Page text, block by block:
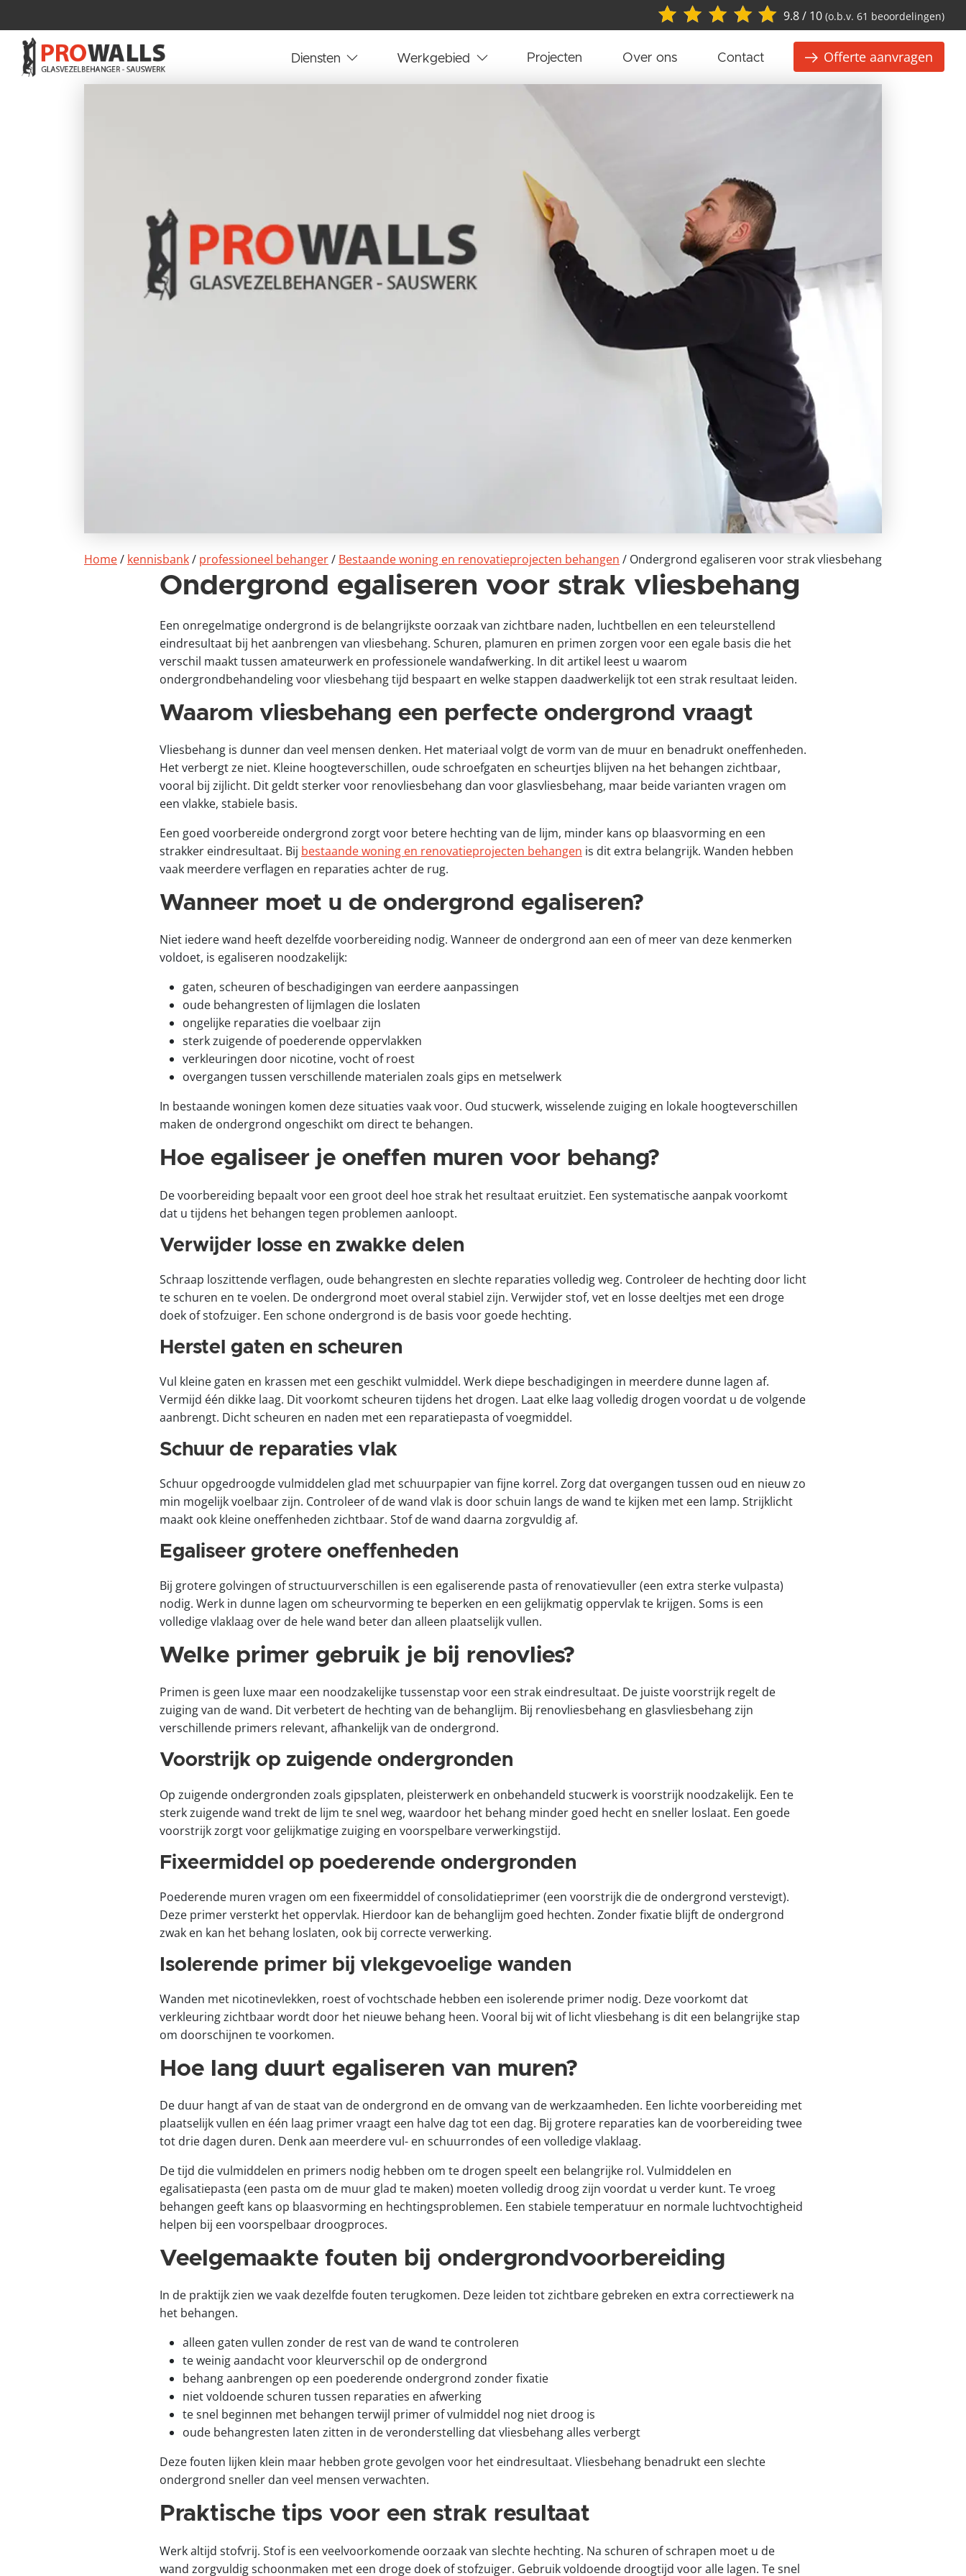
9.8 / 10 (o.b.v. 61 beoordelingen)
Diensten Werkgebied Projecten Over ons Contact Offerte aanvragen
Home/ kennisbank/ professioneel behanger/ Bestaande woning en renovatieprojecten behangen / Ondergrond egaliseren voor strak vliesbehang
Ondergrond egaliseren voor strak vliesbehang
Een onregelmatige ondergrond is de belangrijkste oorzaak van zichtbare naden, luchtbellen en een teleurstellend
eindresultaat bij het aanbrengen van vliesbehang. Schuren, plamuren en primen zorgen voor een egale basis die het
verschil maakt tussen amateurwerk en professionele wandafwerking. In dit artikel leest u waarom
ondergrondbehandeling voor vliesbehang tijd bespaart en welke stappen daadwerkelijk tot een strak resultaat leiden.
Waarom vliesbehang een perfecte ondergrond vraagt
Vliesbehang is dunner dan veel mensen denken. Het materiaal volgt de vorm van de muur en benadrukt oneffenheden.
Het verbergt ze niet. Kleine hoogteverschillen, oude schroefgaten en scheurtjes blijven na het behangen zichtbaar,
vooral bij zijlicht. Dit geldt sterker voor renovliesbehang dan voor glasvliesbehang, maar beide varianten vragen om
een vlakke, stabiele basis.
Een goed voorbereide ondergrond zorgt voor betere hechting van de lijm, minder kans op blaasvorming en een
strakker eindresultaat. Bij bestaande woning en renovatieprojecten behangen is dit extra belangrijk. Wanden hebben
vaak meerdere verflagen en reparaties achter de rug.
Wanneer moet u de ondergrond egaliseren?
Niet iedere wand heeft dezelfde voorbereiding nodig. Wanneer de ondergrond aan een of meer van deze kenmerken
voldoet, is egaliseren noodzakelijk:
gaten, scheuren of beschadigingen van eerdere aanpassingen
oude behangresten of lijmlagen die loslaten
ongelijke reparaties die voelbaar zijn
sterk zuigende of poederende oppervlakken
verkleuringen door nicotine, vocht of roest
overgangen tussen verschillende materialen zoals gips en metselwerk
In bestaande woningen komen deze situaties vaak voor. Oud stucwerk, wisselende zuiging en lokale hoogteverschillen
maken de ondergrond ongeschikt om direct te behangen.
Hoe egaliseer je oneffen muren voor behang?
De voorbereiding bepaalt voor een groot deel hoe strak het resultaat eruitziet. Een systematische aanpak voorkomt
dat u tijdens het behangen tegen problemen aanloopt.
Verwijder losse en zwakke delen
Schraap loszittende verflagen, oude behangresten en slechte reparaties volledig weg. Controleer de hechting door licht
te schuren en te voelen. De ondergrond moet overal stabiel zijn. Verwijder stof, vet en losse deeltjes met een droge
doek of stofzuiger. Een schone ondergrond is de basis voor goede hechting.
Herstel gaten en scheuren
Vul kleine gaten en krassen met een geschikt vulmiddel. Werk diepe beschadigingen in meerdere dunne lagen af.
Vermijd één dikke laag. Dit voorkomt scheuren tijdens het drogen. Laat elke laag volledig drogen voordat u de volgende
aanbrengt. Dicht scheuren en naden met een reparatiepasta of voegmiddel.
Schuur de reparaties vlak
Schuur opgedroogde vulmiddelen glad met schuurpapier van fijne korrel. Zorg dat overgangen tussen oud en nieuw zo
min mogelijk voelbaar zijn. Controleer of de wand vlak is door schuin langs de wand te kijken met een lamp. Strijklicht
maakt ook kleine oneffenheden zichtbaar. Stof de wand daarna zorgvuldig af.
Egaliseer grotere oneffenheden
Bij grotere golvingen of structuurverschillen is een egaliserende pasta of renovatievuller (een extra sterke vulpasta)
nodig. Werk in dunne lagen om scheurvorming te beperken en een gelijkmatig oppervlak te krijgen. Soms is een
volledige vlaklaag over de hele wand beter dan alleen plaatselijk vullen.
Welke primer gebruik je bij renovlies?
Primen is geen luxe maar een noodzakelijke tussenstap voor een strak eindresultaat. De juiste voorstrijk regelt de
zuiging van de wand. Dit verbetert de hechting van de behanglijm. Bij renovliesbehang en glasvliesbehang zijn
verschillende primers relevant, afhankelijk van de ondergrond.
Voorstrijk op zuigende ondergronden
Op zuigende ondergronden zoals gipsplaten, pleisterwerk en onbehandeld stucwerk is voorstrijk noodzakelijk. Een te
sterk zuigende wand trekt de lijm te snel weg, waardoor het behang minder goed hecht en sneller loslaat. Een goede
voorstrijk zorgt voor gelijkmatige zuiging en voorspelbare verwerkingstijd.
Fixeermiddel op poederende ondergronden
Poederende muren vragen om een fixeermiddel of consolidatieprimer (een voorstrijk die de ondergrond verstevigt).
Deze primer versterkt het oppervlak. Hierdoor kan de behanglijm goed hechten. Zonder fixatie blijft de ondergrond
zwak en kan het behang loslaten, ook bij correcte verwerking.
Isolerende primer bij vlekgevoelige wanden
Wanden met nicotinevlekken, roest of vochtschade hebben een isolerende primer nodig. Deze voorkomt dat
verkleuring zichtbaar wordt door het nieuwe behang heen. Vooral bij wit of licht vliesbehang is dit een belangrijke stap
om doorschijnen te voorkomen.
Hoe lang duurt egaliseren van muren?
De duur hangt af van de staat van de ondergrond en de omvang van de werkzaamheden. Een lichte voorbereiding met
plaatselijk vullen en één laag primer vraagt een halve dag tot een dag. Bij grotere reparaties kan de voorbereiding twee
tot drie dagen duren. Denk aan meerdere vul- en schuurrondes of een volledige vlaklaag.
De tijd die vulmiddelen en primers nodig hebben om te drogen speelt een belangrijke rol. Vulmiddelen en
egalisatiepasta (een pasta om de muur glad te maken) moeten volledig droog zijn voordat u verder kunt. Te vroeg
behangen geeft kans op blaasvorming en hechtingsproblemen. Een stabiele temperatuur en normale luchtvochtigheid
helpen bij een voorspelbaar droogproces.
Veelgemaakte fouten bij ondergrondvoorbereiding
In de praktijk zien we vaak dezelfde fouten terugkomen. Deze leiden tot zichtbare gebreken en extra correctiewerk na
het behangen.
alleen gaten vullen zonder de rest van de wand te controleren
te weinig aandacht voor kleurverschil op de ondergrond
behang aanbrengen op een poederende ondergrond zonder fixatie
niet voldoende schuren tussen reparaties en afwerking
te snel beginnen met behangen terwijl primer of vulmiddel nog niet droog is
oude behangresten laten zitten in de veronderstelling dat vliesbehang alles verbergt
Deze fouten lijken klein maar hebben grote gevolgen voor het eindresultaat. Vliesbehang benadrukt een slechte
ondergrond sneller dan veel mensen verwachten.
Praktische tips voor een strak resultaat
Werk altijd stofvrij. Stof is een veelvoorkomende oorzaak van slechte hechting. Na schuren of schrapen moet u de
wand zorgvuldig schoonmaken met een droge doek of stofzuiger. Gebruik voldoende droogtijd voor alle lagen. Te snel